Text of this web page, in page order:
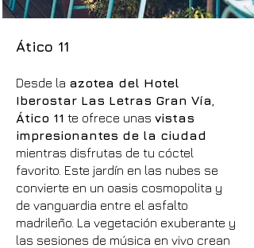
Ático 11
Desde la azotea del Hotel
Iberostar Las Letras Gran Vía
Ático 11 te ofrece unas vistas
impresionantes de la ciudad
mientras disfrutas de tu cóctel
favorito. Este jardín en las nubes se
convierte en un oasis cosmopolita y
de vanguardia entre el asfalto
madrileño. La vegetación exuberante y
las sesiones de música en vivo crean